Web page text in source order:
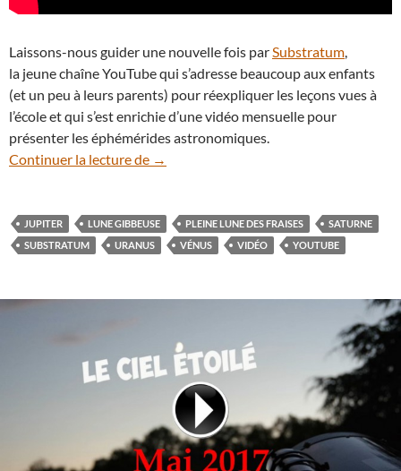
Laissons-nous guider une nouvelle fois parSubstratum,
la jeune chaîne YouTube qui s’adresse beaucoup aux enfants
(et un peu à leurs parents) pour réexpliquer les leçons vues à
l’école et qui s’est enrichie d’une vidéo mensuelle pour
présenter les éphémérides astronomiques.
Continuer la lecture de En vidéo : les spectacles à suivre dans le
→
JUPITER LUNE GIBBEUSE PLEINE LUNE DES FRAISES
SATURNE
SUBSTRATUM
URANUS VÉNUS VIDÉO YOUTUBE